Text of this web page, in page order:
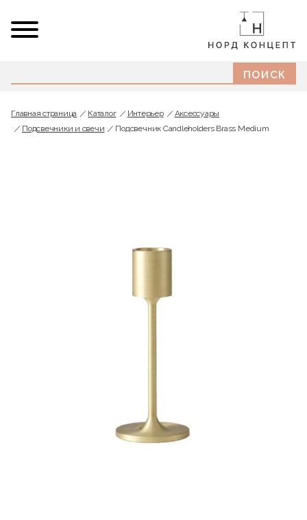
Главная страница Каталог Интерьер
Аксессуары
Подсвечники и свечи
Подсвечник Candleholders Brass Medium